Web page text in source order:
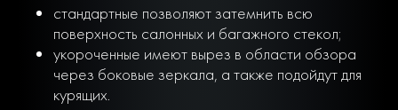
стандартные позволяют затемнить всю
поверхность салонных и багажного стекол;
укороченные имеют вырез в области обзора
через боковые зеркала, а также подойдут для
курящих.